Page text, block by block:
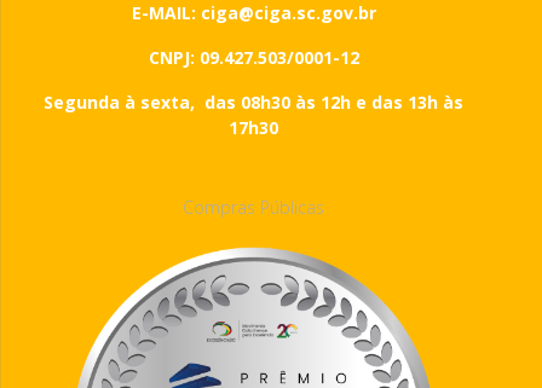
E-MAIL: ciga@ciga.sc.gov.br
CNPJ: 09.427.503/0001-12
Segunda à sexta, das 08h30 às 12h e das 13h às
17h30
Compras Públicas